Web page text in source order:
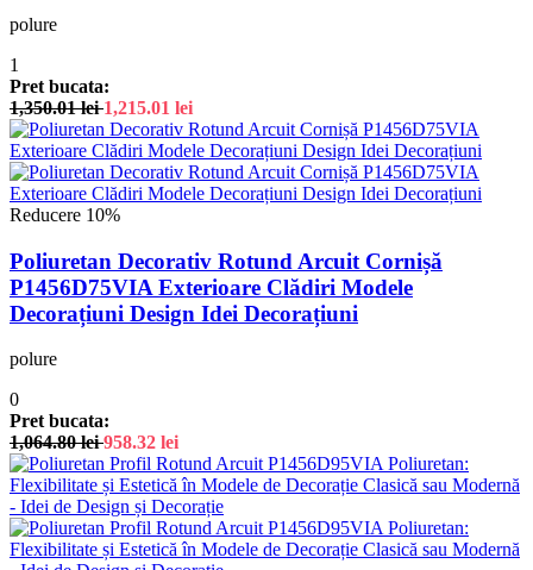
polure
1
Pret bucata:
1,350.01lei 1,215.01 lei
Reducere 10%
Poliuretan Decorativ Rotund Arcuit Cornișă
P1456D75VIA Exterioare Clădiri Modele
Decorațiuni Design Idei Decorațiuni
polure
0
Pret bucata:
1,064.80lei 958.32 lei